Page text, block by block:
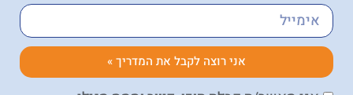
אני רוצה לקבל את המדריך »